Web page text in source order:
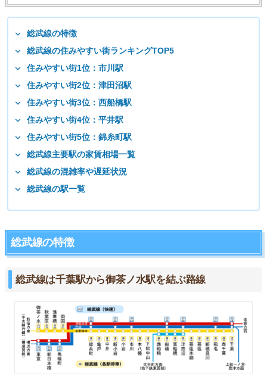
総武線の特徴
総武線の住みやすい街ランキングTOP5
住みやすい街1位：市川駅
住みやすい街2位：津田沼駅
住みやすい街3位：西船橋駅
住みやすい街4位：平井駅
住みやすい街5位：錦糸町駅
総武線主要駅の家賃相場一覧
総武線の混雑率や遅延状況
総武線の駅一覧
総武線の特徴
総武線は千葉駅から御茶ノ水駅を結ぶ路線